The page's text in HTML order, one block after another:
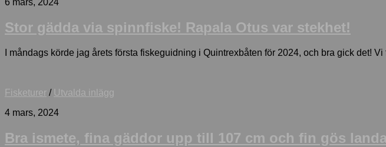
6 mars, 2024
Stor gädda via spinnfiske! Rapala Otus var stekhet!
I måndags körde jag årets första fiskeguidning i Quintrexbåten för 2024, och bra gick det!
Fisketurer / Utvalda inlägg
4 mars, 2024
Bra ismete, fina gäddor upp till 107 cm och fin gös